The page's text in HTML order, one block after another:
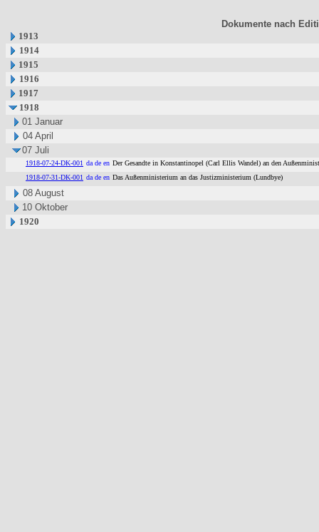
Dokumente nach Edit
1913
1914
1915
1916
1917
1918
01 Januar
04 April
07 Juli
1918-07-24-DK-001 da de en Der Gesandte in Konstantinopel (Carl Ellis Wandel) an den
1918-07-31-DK-001 da de en Das Außenministerium an das Justizministerium (Lundbye)
08 August
10 Oktober
1920